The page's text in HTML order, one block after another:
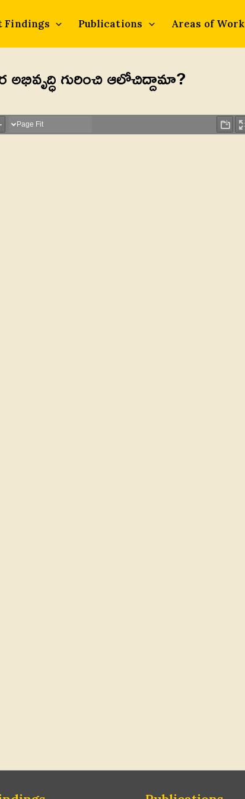
Findings Publications Areas of Work
గురించి ఆలోచిద్దామా?